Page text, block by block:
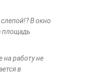
В окно
площадь
на работу не
в